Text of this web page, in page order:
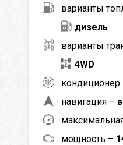
варианты
дизель
варианты
4WD
кондиционер
навигация –
мощность –